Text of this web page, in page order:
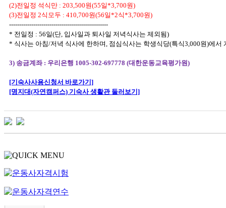
(2)전일정 석식만 : 203,500원(55일*3,700원)
(3)전일정 2식모두 : 410,700원(56일*2식*3,700원)
-------------------------------------------------
* 전일정 : 56일(단, 입사일과 퇴사일 저녁식사는 제외됨)
* 식사는 아침/저녁 식사에 한하며, 점심식사는 학생식당(특식3,000원)에서
3) 송금계좌 : 우리은행 1005-302-697778 (대한운동교육평가원)
[기숙사사용신청서 바로가기]
[명지대(자연캠퍼스) 기숙사 생활관 둘러보기]